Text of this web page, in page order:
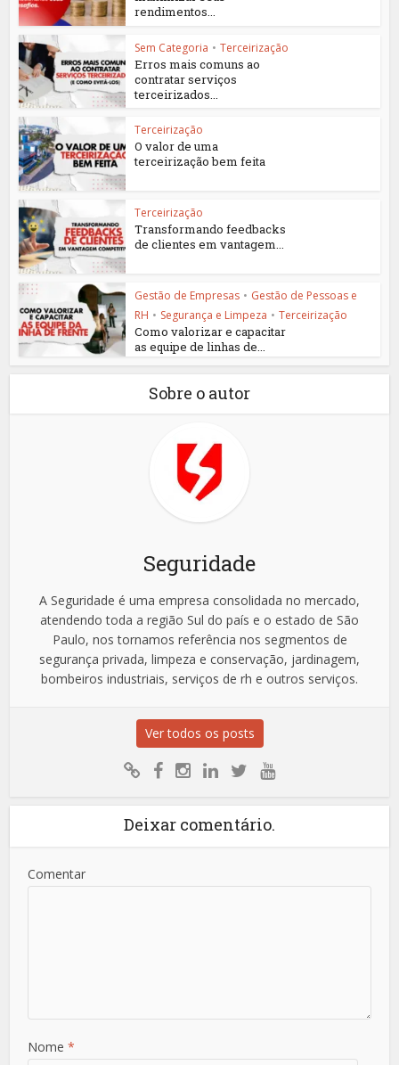
rendimentos...
Sem Categoria • Terceirização
Erros mais comuns ao
contratar serviços
terceirizados...
Terceirização
O valor de uma
terceirização bem feita
Terceirização
Transformando feedbacks
de clientes em vantagem...
Gestão de Empresas • Gestão de Pessoas e
RH • Segurança e Limpeza • Terceirização
Como valorizar e capacitar
as equipe de linhas de...
Sobre o autor
Seguridade
A Seguridade é uma empresa consolidada no mercado,
atendendo toda a região Sul do país e o estado de São
Paulo, nos tornamos referência nos segmentos de
segurança privada, limpeza e conservação, jardinagem,
bombeiros industriais, serviços de rh e outros serviços.
Ver todos os posts
Deixar comentário.
Comentar
Nome *